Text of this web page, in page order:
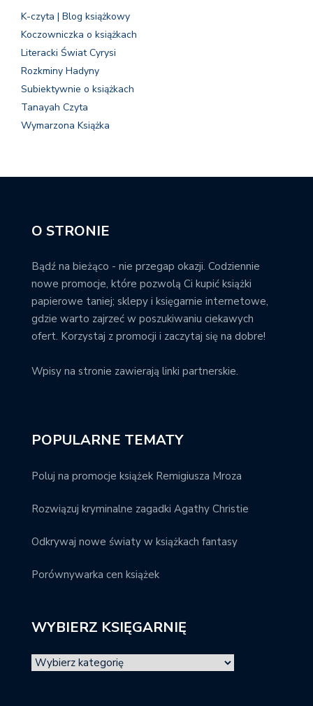
K-czyta | Blog książkowy
Koczowniczka o książkach
Literacki Świat Cyrysi
Rozkminy Hadyny
Subiektywnie o książkach
Tanayah Czyta
Wymarzona Książka
O STRONIE
Bądź na bieżąco - nie przegap okazji. Codziennie
nowe promocje, które pozwolą Ci kupić książki
papierowe taniej; sklepy i księgarnie internetowe,
gdzie warto zajrzeć w poszukiwaniu ciekawych
ofert. Korzystaj z promocji i zaczytaj się na dobre!
Wpisy na stronie zawierają linki partnerskie.
POPULARNE TEMATY
Poluj na promocje książek Remigiusza Mroza
Rozwiązuj kryminalne zagadki Agathy Christie
Odkrywaj nowe światy w książkach fantasy
Porównywarka cen książek
WYBIERZ KSIĘGARNIĘ